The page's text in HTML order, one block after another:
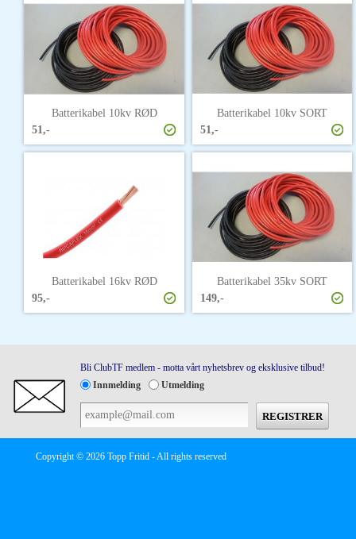
Batterikabel 10kv RØD
51,-
Batterikabel 10kv SORT
51,-
Batterikabel 16kv RØD
95,-
Batterikabel 35kv SORT
149,-
Bli ClubTF medlem - motta vårt nyhetsbrev og eksklusive tilbud!
Innmelding
Utmelding
Copyright © 2026 Topp Fritid - All rights reserved